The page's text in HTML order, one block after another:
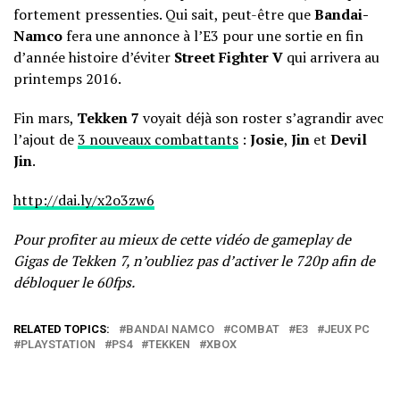
fortement pressenties. Qui sait, peut-être queBandai-
Namcofera une annonce à l’E3 pour une sortie en fin
d’année histoire d’éviter Street Fighter V qui arrivera au
printemps 2016.
Fin mars, Tekken 7 voyait déjà son roster s’agrandir avec
l’ajout de3 nouveaux combattants : Josie, Jin et Devil
Jin.
http://dai.ly/x2o3zw6
Pour profiter au mieux de cette vidéo de gameplay de
Gigas de Tekken 7, n’oubliez pas d’activer le 720p afin de
débloquer le 60fps.
RELATED TOPICS: BANDAI NAMCO COMBAT E3
JEUX PC
PLAYSTATION
PS4 TEKKEN XBOX